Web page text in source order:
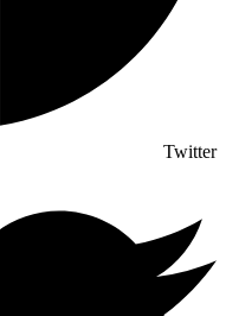
Twitter